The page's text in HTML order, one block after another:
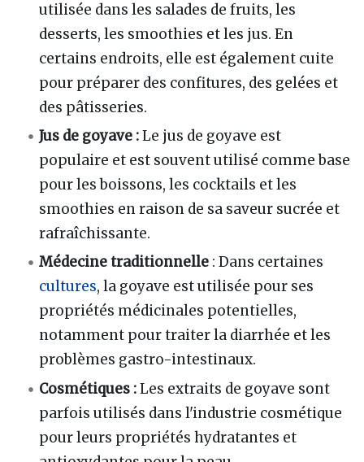
utilisée dans les salades de fruits, les
desserts, les smoothies et les jus. En
certains endroits, elle est également cuite
pour préparer des confitures, des gelées et
des pâtisseries.
Jus de goyave :Le jus de goyave est
populaire et est souvent utilisé comme base
pour les boissons, les cocktails et les
smoothies en raison de sa saveur sucrée et
rafraîchissante.
Médecine traditionnelle : Dans certaines
cultures, la goyave est utilisée pour ses
propriétés médicinales potentielles,
notamment pour traiter la diarrhée et les
problèmes gastro-intestinaux.
Cosmétiques :Les extraits de goyave sont
parfois utilisés dans l'industrie cosmétique
pour leurs propriétés hydratantes et